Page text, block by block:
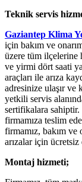
Teknik servis
Gaziantep Klima
için bakım ve
üzere tüm ilçelerine
ve yirmi dört saati
araçları ile arıza
adresinize ulaşır ve
yetkili servis
sertifikalara sahiptir.
firmamıza teslim
firmamız, bakım ve
arızalar için
Montaj hizmeti;